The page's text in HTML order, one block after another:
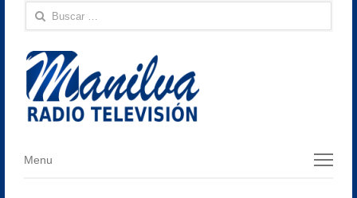
Buscar:
Menu
Menu